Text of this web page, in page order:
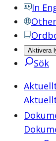
In
Aktivera
Sök